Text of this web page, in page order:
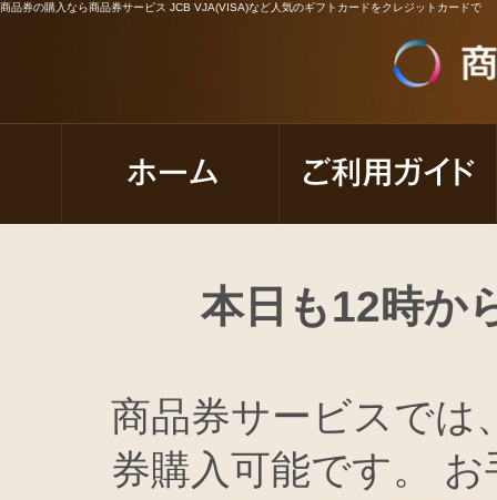
商品券の購入なら商品券サービス JCB VJA(VISA)など人気のギフトカードをクレジットカードで
本日も12時か
商品券サービスでは
券購入可能です。